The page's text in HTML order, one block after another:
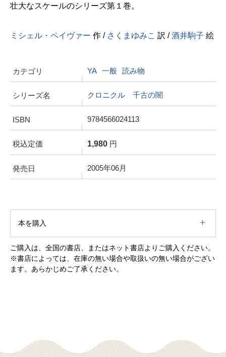
壮大なスケールのシリーズ第１巻。
ミシェル・ペイヴァー 作 / さくまゆみこ 訳 /酒井駒子 絵
カテゴリ YA 一般 読み物
シリーズ名 クロニクル 千古の闇
ISBN 9784566024113
税込定価 1,980円
発売日 2005年06月
本を購入
ご購入は、全国の書店、またはネット書店よりご購入ください。
※書店によっては、在庫の無い場合や取扱いの無い場合がござい
ます。あらかじめご了承ください。